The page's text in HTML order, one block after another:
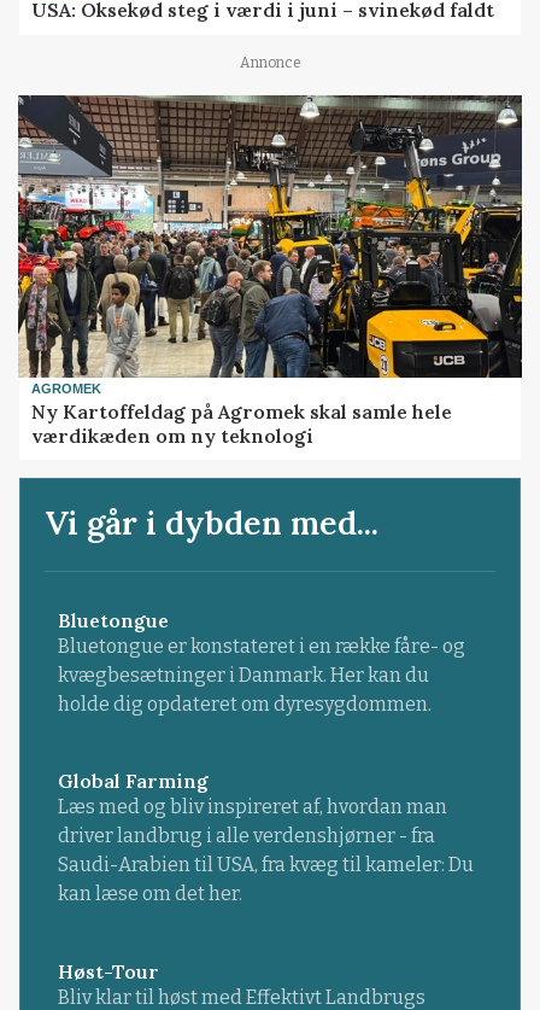
USA: Oksekød steg i værdi i juni – svinekød faldt
Annonce
AGROMEK
Ny Kartoffeldag på Agromek skal samle hele
værdikæden om ny teknologi
Vi går i dybden med...
Bluetongue
Bluetongue er konstateret i en række fåre- og
kvægbesætninger i Danmark. Her kan du
holde dig opdateret om dyresygdommen.
Global Farming
Læs med og bliv inspireret af, hvordan man
driver landbrug i alle verdenshjørner - fra
Saudi-Arabien til USA, fra kvæg til kameler: Du
kan læse om det her.
Høst-Tour
Bliv klar til høst med Effektivt Landbrugs